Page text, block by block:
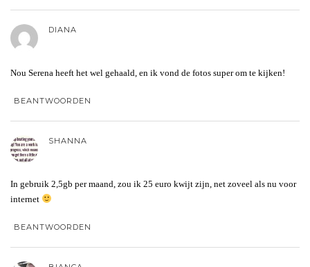
DIANA
Nou Serena heeft het wel gehaald, en ik vond de fotos super om te kijken!
BEANTWOORDEN
SHANNA
In gebruik 2,5gb per maand, zou ik 25 euro kwijt zijn, net zoveel als nu voor
internet
BEANTWOORDEN